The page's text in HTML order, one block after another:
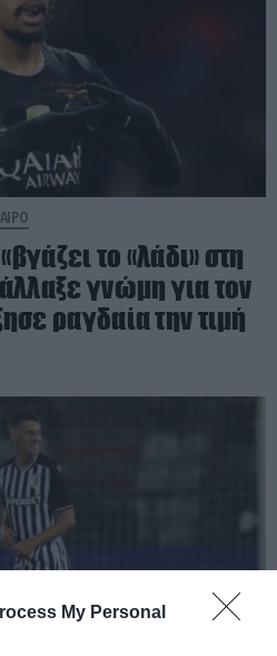
My Personal
το «λάδι» στη
γνώμη για τον
ραγδαία την τιμή